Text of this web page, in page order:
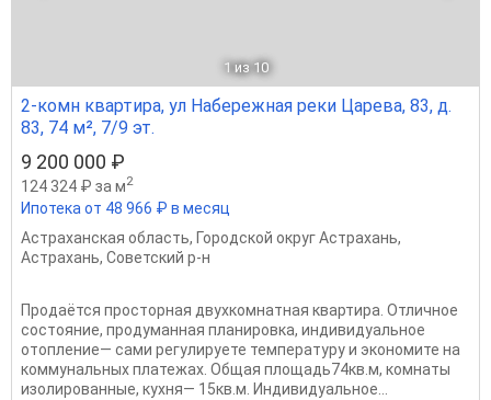
1 из 10
2-комн квартира, ул Набережная реки Царева, 83, д.
83, 74 м², 7/9 эт.
9 200 000 ₽
124 324 ₽ за м2
Ипотека от 48 966 ₽ в месяц
Астраханская область, Городской округ Астрахань,
Астрахань, Советский р-н
Продаётся просторная двухкомнатная квартира. Отличное
состояние, продуманная планировка, индивидуальное
отопление— сами регулируете температуру и экономите на
коммунальных платежах. Общая площадь74кв.м, комнаты
изолированные, кухня— 15кв.м. Индивидуальное...